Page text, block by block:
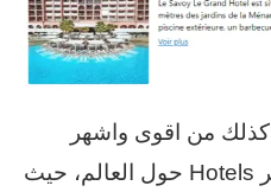
يعتبر موقع booking com كذلك من اقوى واشهر
المواقع العالمية لحجز تذاكر Hotels حول العالم، حيث